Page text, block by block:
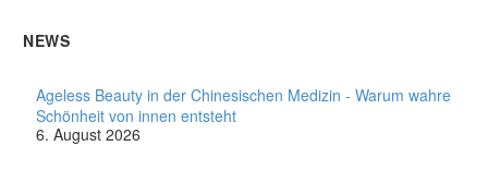
NEWS
Ageless Beauty in der Chinesischen Medizin - Warum wahre
Schönheit von innen entsteht
6. August 2026